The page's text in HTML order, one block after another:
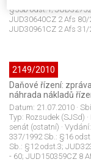
§55b odst.1;
JUD30640CZ 2 Afs
JUD30961CZ 2 Afs 31/
2149/2010
Daňové řízení:
náhrada nákladů
Datum: 21.07.2010 ·
Typ: Rozsudek (SJSd)
senát (ostatní) · Vydání:
337/1992 Sb.: §16
Sb.: §12 odst.3;
- 60; JUD150359CZ 8